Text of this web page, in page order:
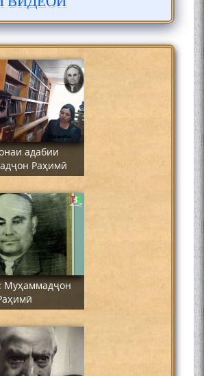
Осорхона
Раҳимӣ
адабии
Раҳимӣ
Муҳаммадҷон